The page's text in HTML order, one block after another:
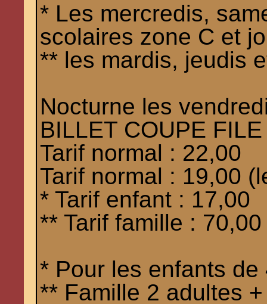
* Les mercredis,
scolaires zone C et
** les mardis, jeudis
Nocturne les
BILLET COUPE FILE
Tarif normal : 22,00
Tarif normal : 19,00
* Tarif enfant : 17,00
** Tarif famille : 70,00
* Pour les enfants de
** Famille 2 adultes